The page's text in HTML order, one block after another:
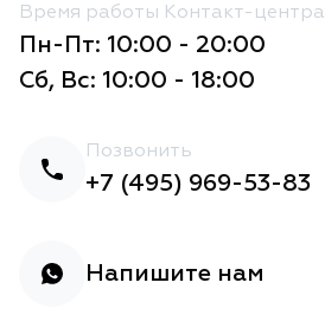
Время работы Контакт-центра
Пн-Пт: 10:00 - 20:00
Сб, Вс: 10:00 - 18:00
Позвонить
+7 (495) 969-53-83
Напишите нам